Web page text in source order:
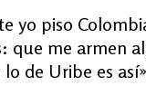
yo piso
que me armen
de Uribe es así»